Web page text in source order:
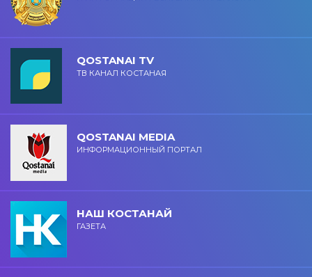
QOSTANAI TV
ТВ КАНАЛ КОСТАНАЯ
QOSTANAI MEDIA
ИНФОРМАЦИОННЫЙ ПОРТАЛ
НАШ КОСТАНАЙ
ГАЗЕТА